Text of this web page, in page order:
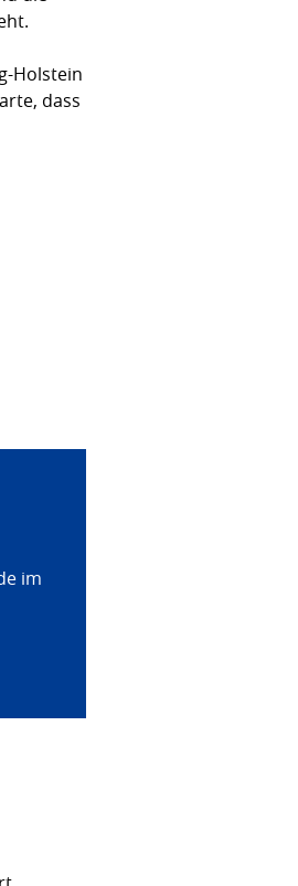
Holstein
dass
im